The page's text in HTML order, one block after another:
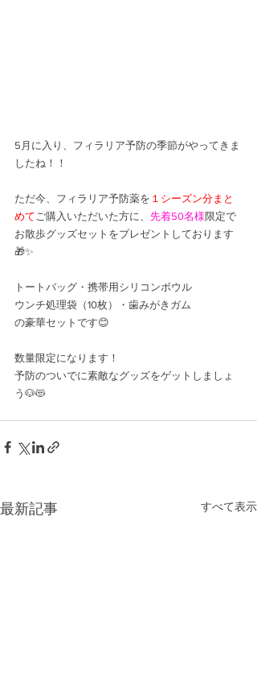
5月に入り、フィラリア予防の季節がやってきま
したね！！
ただ今、フィラリア予防薬を １シーズン分まと
めて ご購入 いただいた方に、 先着50名様限定で
お散歩グッズセットをプレゼントしております
🎁✨
トートバッグ・携帯用シリコンボウル
ウンチ処理袋（10枚）・歯みがきガム
の豪華セットです😊
数量限定になります！
予防のついでに素敵なグッズをゲットしましょ
う🐶😻
最新記事 すべて表示